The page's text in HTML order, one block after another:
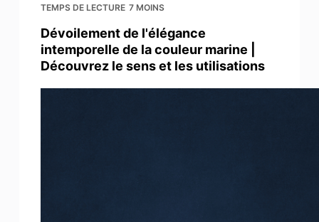
TEMPS DE LECTURE 7 MOINS
Dévoilement de l'élégance
intemporelle de la couleur marine |
Découvrez le sens et les utilisations